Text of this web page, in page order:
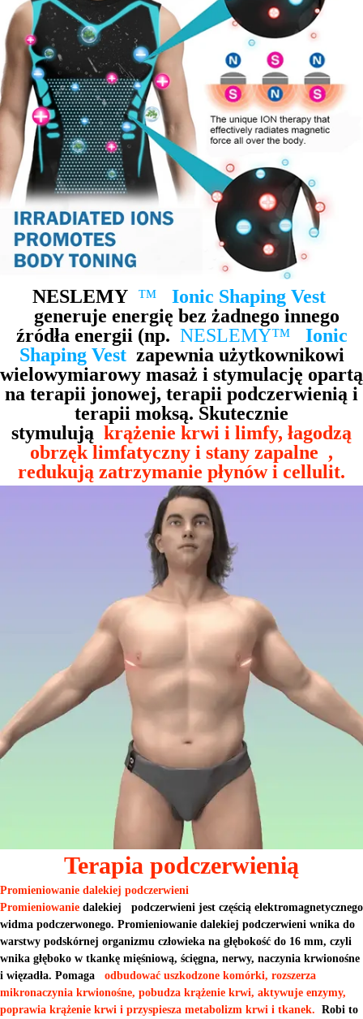
NESLEMY ™
Ionic Shaping Vest
generuje energię bez żadnego innego
źródła energii (np. NESLEMY™
Ionic
Shaping Vestzapewnia użytkownikowi
wielowymiarowy masaż i stymulację opartą
na terapii jonowej, terapii podczerwienią i
terapii moksą. Skutecznie
stymulują krążenie krwi i limfy, łagodzą
obrzęk limfatyczny i stany zapalne ,
redukują zatrzymanie płynów i cellulit.
Terapia podczerwienią
Promieniowanie dalekiej podczerwieni
Promieniowanie dalekiej
podczerwieni jest częścią elektromagnetycznego
widma podczerwonego. Promieniowanie dalekiej podczerwieni wnika do
warstwy podskórnej organizmu człowieka na głębokość do 16 mm, czyli
wnika głęboko w tkankę mięśniową, ścięgna, nerwy, naczynia krwionośne
i więzadła. Pomaga
odbudować uszkodzone komórki, rozszerza
mikronaczynia krwionośne, pobudza krążenie krwi, aktywuje enzymy,
poprawia krążenie krwi i przyspiesza metabolizm krwi i tkanek. Robi to